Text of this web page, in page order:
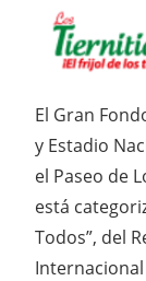
El Gran
y Estadio
el Paseo de
está
Todos”, del